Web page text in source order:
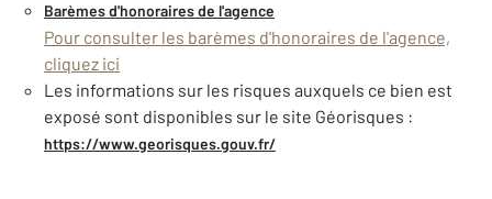
Barèmes d'honoraires de l'agence
Pour consulter les barèmes d'honoraires de l'agence,
cliquez ici
Les informations sur les risques auxquels ce bien est
exposé sont disponibles sur le site Géorisques :
https://www.georisques.gouv.fr/